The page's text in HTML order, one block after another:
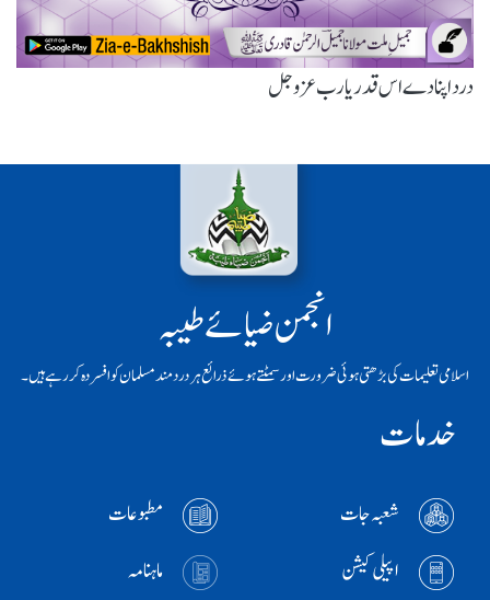
درد اپنا دے اس قدر یارب عزوجل
انجمن ضیائے طیبہ
اسلامی تعلیمات کی بڑھتی ہوئی ضرورت اور سمٹتے ہوئے ذرائع ہر دردمند مسلمان کو افسردہ کر رہے ہیں۔
خدمات
شعبہ جات
مطبوعات
اپیلی کیشن
ماہنامہ